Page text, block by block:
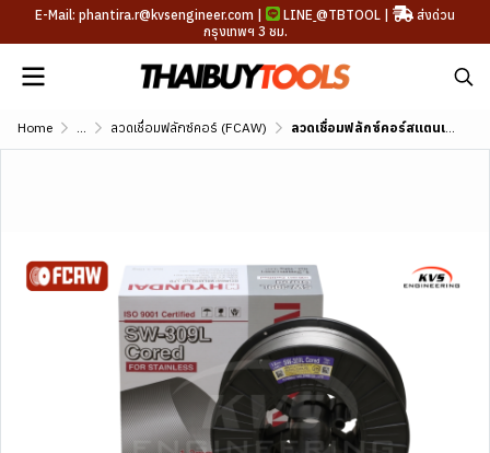
E-Mail: phantira.r@kvsengineer.com | LINE @TBTOOL |
ส่งด่วน
กรุงเทพฯ 3 ชม.
Home ... ลวดเชื่อมฟลักซ์คอร์ (FCAW) ลวดเชื่อมฟลักซ์คอร์สแตนเลส HYUNDAI SW-309L Cored (AWS A5.22 E309LT1-1/-4)